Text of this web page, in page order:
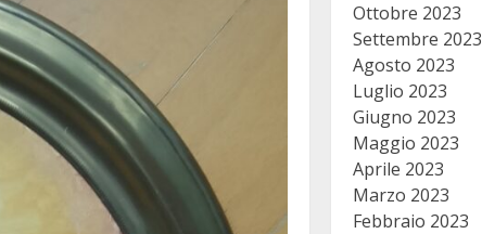
Ottobre 2023
Settembre 2023
Agosto 2023
Luglio 2023
Giugno 2023
Maggio 2023
Aprile 2023
Marzo 2023
Febbraio 2023